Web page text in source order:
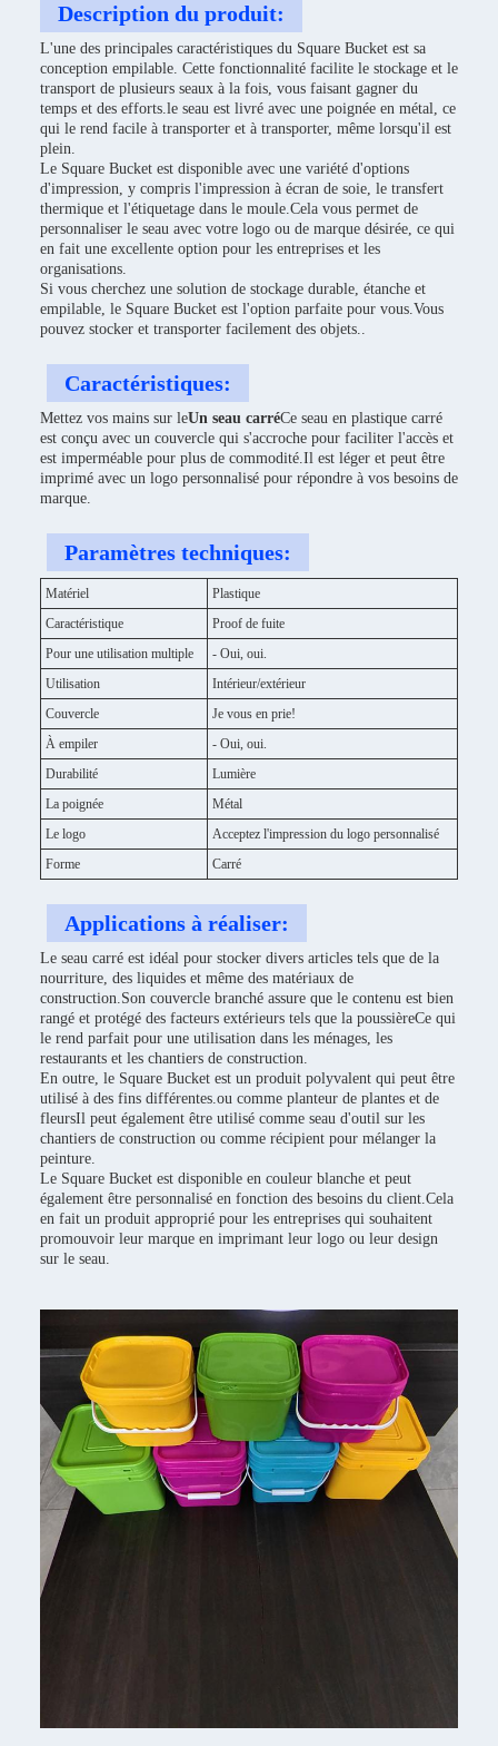
Description du produit:
L'une des principales caractéristiques du Square Bucket est sa
conception empilable. Cette fonctionnalité facilite le stockage et le
transport de plusieurs seaux à la fois, vous faisant gagner du
temps et des efforts.le seau est livré avec une poignée en métal, ce
qui le rend facile à transporter et à transporter, même lorsqu'il est
plein.
Le Square Bucket est disponible avec une variété d'options
d'impression, y compris l'impression à écran de soie, le transfert
thermique et l'étiquetage dans le moule.Cela vous permet de
personnaliser le seau avec votre logo ou de marque désirée, ce qui
en fait une excellente option pour les entreprises et les
organisations.
Si vous cherchez une solution de stockage durable, étanche et
empilable, le Square Bucket est l'option parfaite pour vous.Vous
pouvez stocker et transporter facilement des objets..
Caractéristiques:
Mettez vos mains sur leUn seau carréCe seau en plastique carré
est conçu avec un couvercle qui s'accroche pour faciliter l'accès et
est imperméable pour plus de commodité.Il est léger et peut être
imprimé avec un logo personnalisé pour répondre à vos besoins de
marque.
Paramètres techniques:
Matériel
Plastique
Caractéristique
Proof de fuite
Pour une utilisation multiple
- Oui, oui.
Utilisation
Intérieur/extérieur
Couvercle
Je vous en prie!
À empiler
- Oui, oui.
Durabilité
Lumière
La poignée
Métal
Le logo
Acceptez l'impression du logo personnalisé
Forme
Carré
Applications à réaliser:
Le seau carré est idéal pour stocker divers articles tels que de la
nourriture, des liquides et même des matériaux de
construction.Son couvercle branché assure que le contenu est bien
rangé et protégé des facteurs extérieurs tels que la poussièreCe qui
le rend parfait pour une utilisation dans les ménages, les
restaurants et les chantiers de construction.
En outre, le Square Bucket est un produit polyvalent qui peut être
utilisé à des fins différentes.ou comme planteur de plantes et de
fleursIl peut également être utilisé comme seau d'outil sur les
chantiers de construction ou comme récipient pour mélanger la
peinture.
Le Square Bucket est disponible en couleur blanche et peut
également être personnalisé en fonction des besoins du client.Cela
en fait un produit approprié pour les entreprises qui souhaitent
promouvoir leur marque en imprimant leur logo ou leur design
sur le seau.